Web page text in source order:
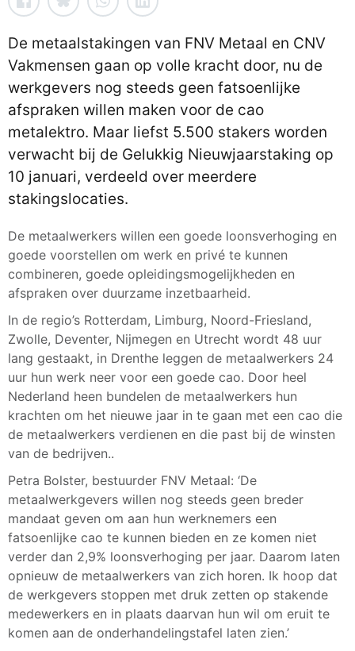
De metaalstakingen van FNV Metaal en CNV
Vakmensen gaan op volle kracht door, nu de
werkgevers nog steeds geen fatsoenlijke
afspraken willen maken voor de cao
metalektro. Maar liefst 5.500 stakers worden
verwacht bij de Gelukkig Nieuwjaarstaking op
10 januari, verdeeld over meerdere
stakingslocaties.
De metaalwerkers willen een goede loonsverhoging en
goede voorstellen om werk en privé te kunnen
combineren, goede opleidingsmogelijkheden en
afspraken over duurzame inzetbaarheid.
In de regio’s Rotterdam, Limburg, Noord-Friesland,
Zwolle, Deventer, Nijmegen en Utrecht wordt 48 uur
lang gestaakt, in Drenthe leggen de metaalwerkers 24
uur hun werk neer voor een goede cao. Door heel
Nederland heen bundelen de metaalwerkers hun
krachten om het nieuwe jaar in te gaan met een cao die
de metaalwerkers verdienen en die past bij de winsten
van de bedrijven..
Petra Bolster, bestuurder FNV Metaal: ‘De
metaalwerkgevers willen nog steeds geen breder
mandaat geven om aan hun werknemers een
fatsoenlijke cao te kunnen bieden en ze komen niet
verder dan 2,9% loonsverhoging per jaar. Daarom laten
opnieuw de metaalwerkers van zich horen. Ik hoop dat
de werkgevers stoppen met druk zetten op stakende
medewerkers en in plaats daarvan hun wil om eruit te
komen aan de onderhandelingstafel laten zien.’